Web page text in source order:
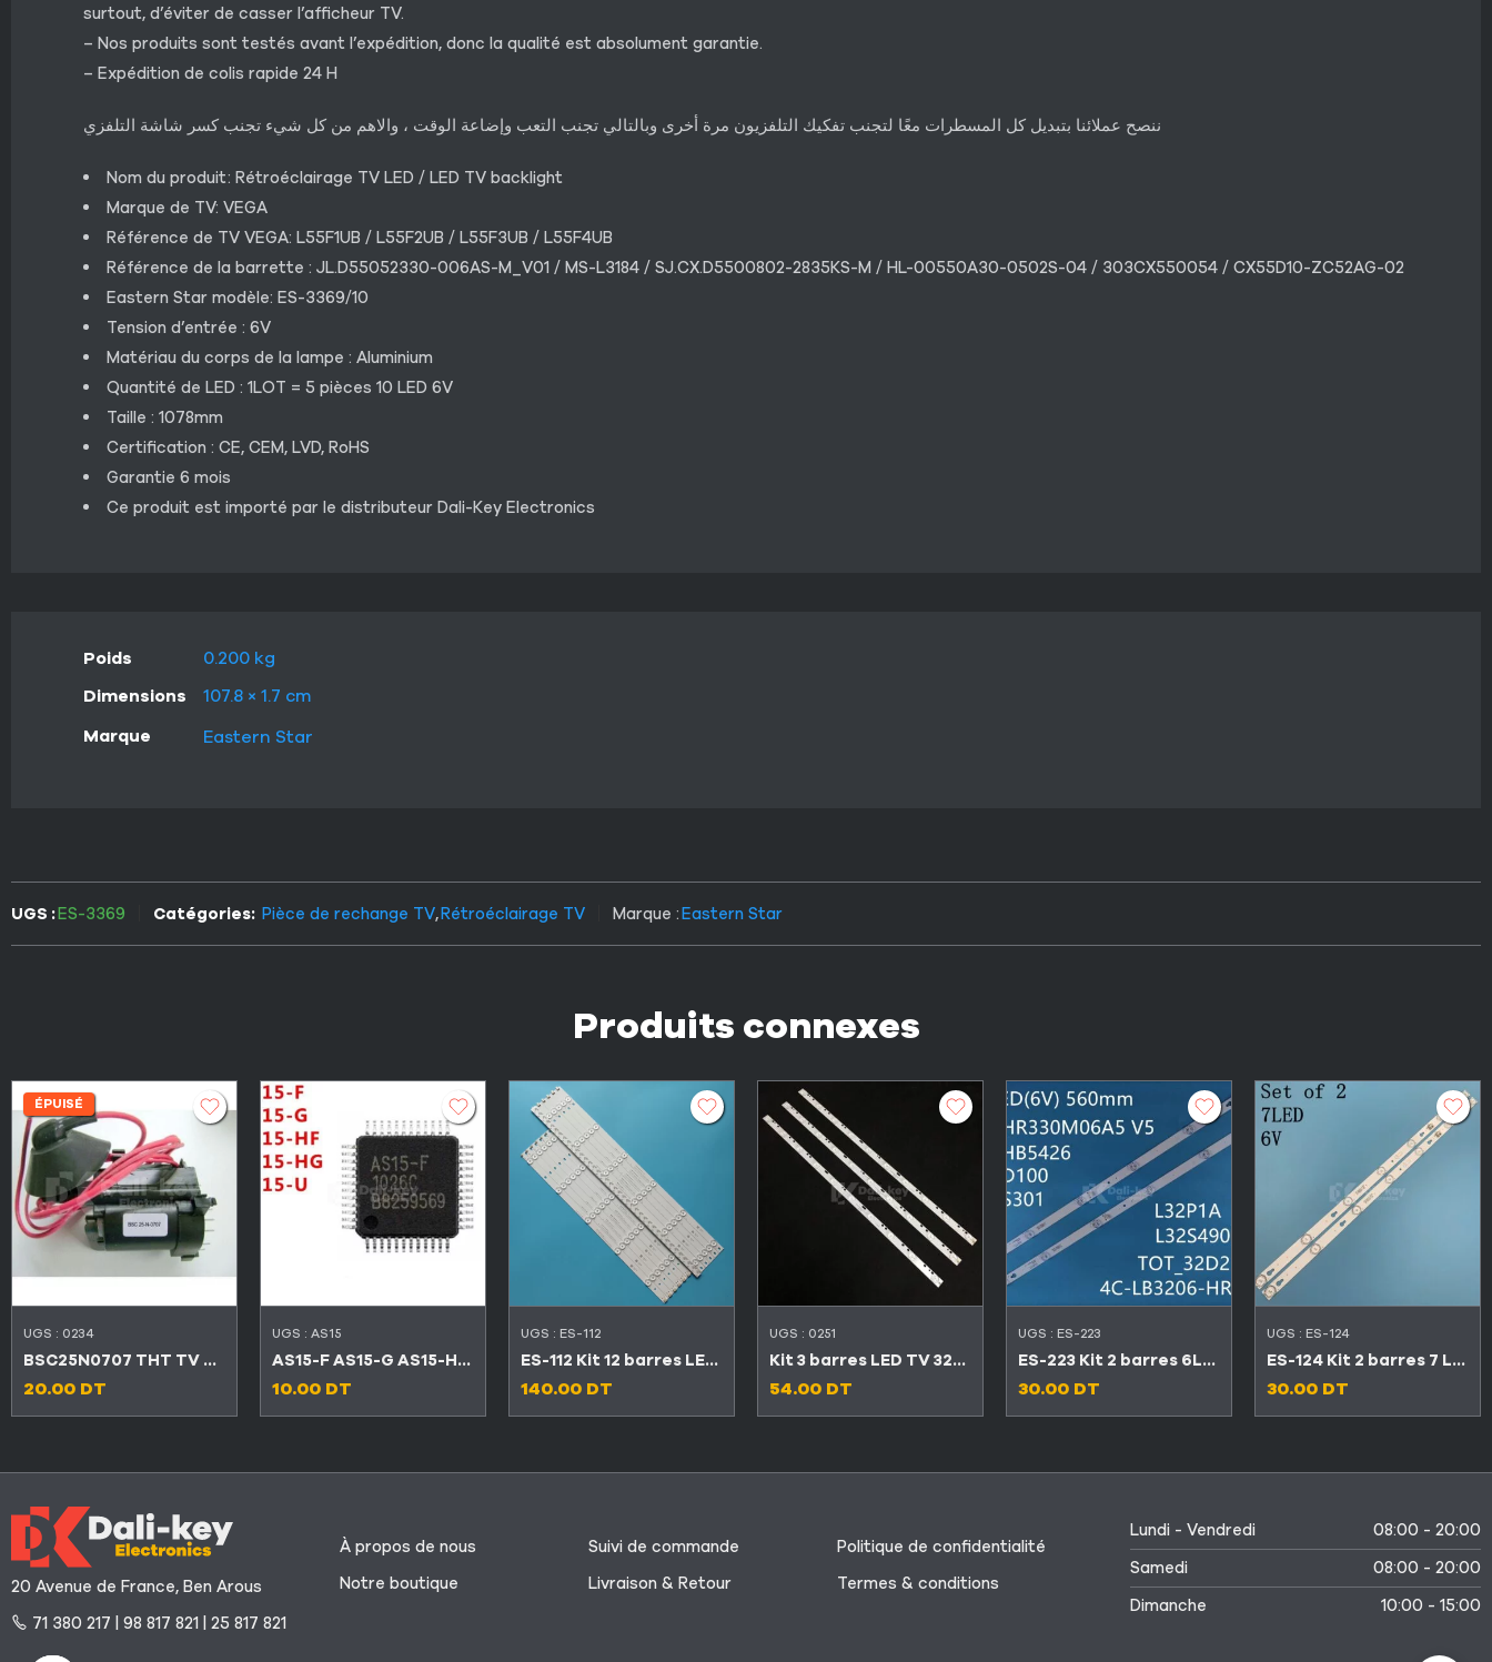
surtout, d’éviter de casser l’afficheur TV.
– Nos produits sont testés avant l’expédition, donc la qualité est absolument garantie.
– Expédition de colis rapide 24 H
ننصح عملائنا بتبديل كل المسطرات معًا لتجنب تفكيك التلفزيون مرة أخرى وبالتالي تجنب التعب وإضاعة الوقت ، والاهم من كل شيء تجنب كسر شاشة التلفزي
Nom du produit: Rétroéclairage TV LED / LED TV backlight
Marque de TV: VEGA
Référence de TV VEGA: L55F1UB / L55F2UB / L55F3UB / L55F4UB
Référence de la barrette : JL.D55052330-006AS-M_V01 / MS-L3184 / SJ.CX.D5500802-2835KS-M / HL-00550A30-0502S-04 / 303CX550054 / CX55D10-ZC52AG-02
Eastern Star modèle: ES-3369/10
Tension d’entrée : 6V
Matériau du corps de la lampe : Aluminium
Quantité de LED : 1LOT = 5 pièces 10 LED 6V
Taille : 1078mm
Certification : CE, CEM, LVD, RoHS
Garantie 6 mois
Ce produit est importé par le distributeur Dali-Key Electronics
Poids
0.200 kg
Dimensions
107.8 × 1.7 cm
Marque
Eastern Star
UGS :ES-3369 Catégories: Pièce de rechange TV,Rétroéclairage TV Marque :Eastern Star
Produits connexes
ÉPUISÉ
UGS : 0234
BSC25N0707 THT TV LEXUS
20.00 DT
UGS : AS15
AS15-F AS15-G AS15-HF AS15-HG AS15-U
10.00 DT
UGS : ES-112
ES-112 Kit 12 barres LED TV CONDOR 55″ 5LED+6LED 3V LED55C4500 / LED55C6600
140.00 DT
UGS : 0251
Kit 3 barres LED TV 32″ 10 LED 3V DLED32DH3101005.B
54.00 DT
UGS : ES-223
ES-223 Kit 2 barres 6LED TV TCL 32″ 32D2900
30.00 DT
UGS : ES-124
ES-124 Kit 2 barres 7 LED 6V TCL 32″ 32D2700 / 32D2710
30.00 DT
20 Avenue de France, Ben Arous
71 380 217 | 98 817 821 | 25 817 821
À propos de nous
Notre boutique
Suivi de commande
Livraison & Retour
Politique de confidentialité
Termes & conditions
Lundi - Vendredi
08:00 - 20:00
Samedi
08:00 - 20:00
Dimanche
10:00 - 15:00